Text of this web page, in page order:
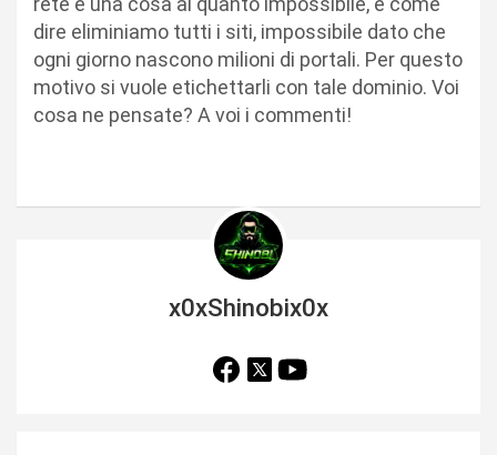
dire eliminiamo tutti i siti, impossibile dato che
ogni giorno nascono milioni di portali. Per questo
motivo si vuole etichettarli con tale dominio. Voi
cosa ne pensate? A voi i commenti!
x0xShinobix0x